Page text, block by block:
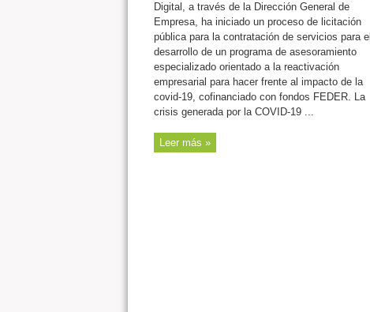
Digital, a través de la Dirección General de
Empresa, ha iniciado un proceso de licitación
pública para la contratación de servicios para el
desarrollo de un programa de asesoramiento
especializado orientado a la reactivación
empresarial para hacer frente al impacto de la
covid-19, cofinanciado con fondos FEDER. La
crisis generada por la COVID-19 ...
Leer más »